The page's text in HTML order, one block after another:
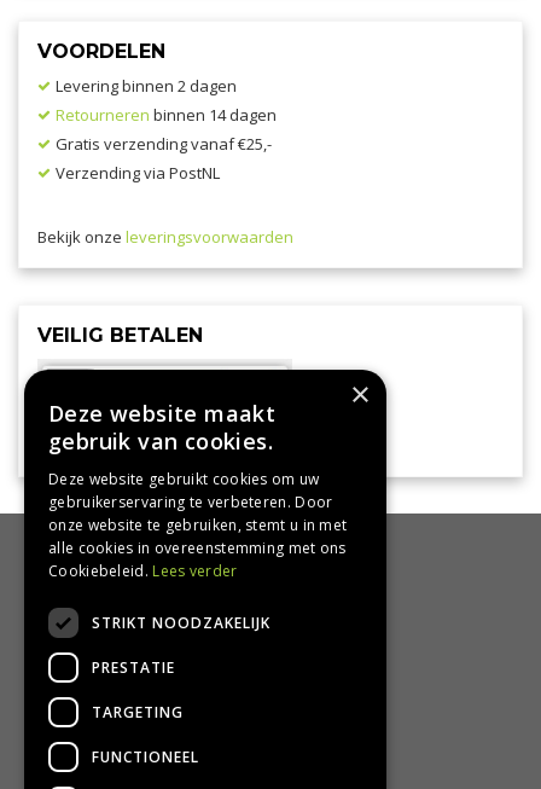
VOORDELEN
Levering binnen 2 dagen
Retourneren binnen 14 dagen
Gratis verzending vanaf €25,-
Verzending via PostNL
Bekijk onze leveringsvoorwaarden
VEILIG BETALEN
HANDIG
Bezorgen en afhalen
Retourbeleid
Algemene voorwaarden
Privacy Policy
Privacy statement
×
Deze website maakt
gebruik van cookies.
Deze website gebruikt cookies om uw
gebruikerservaring te verbeteren. Door
onze website te gebruiken, stemt u in met
alle cookies in overeenstemming met ons
Cookiebeleid. Lees verder
STRIKT NOODZAKELIJK
PRESTATIE
TARGETING
FUNCTIONEEL